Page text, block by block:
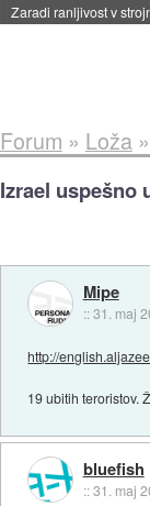
Zaradi ranljivost v
Forum » Loža»
Izrael uspešno
Mipe
::31. maj
http://
19 ubitih teroristov.
bluefish
::31. maj